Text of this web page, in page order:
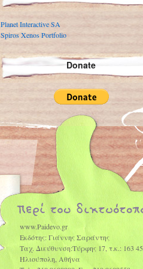
Planet Interactive SA
Spiros Xenos Portfolio
Donate
www.Paidevo.gr
Εκδότης: Γιάννης Σαράντης
Ταχ. Διεύθυνση:Τύρφης 17, τ.κ.: 163 45
Ηλιούπολη, Αθήνα